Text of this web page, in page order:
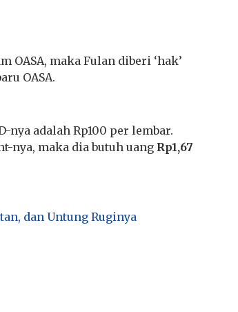
OASA, maka Fulan diberi ‘hak’
OASA.
nya adalah Rp100 per lembar.
nya, maka dia butuh uang Rp1,67
dan Untung Ruginya